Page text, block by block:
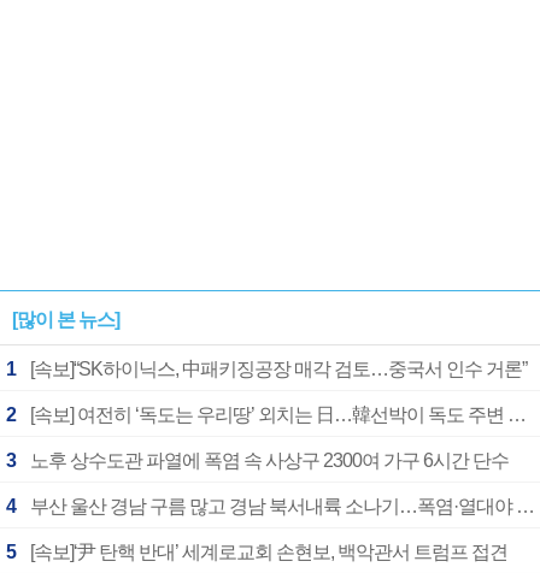
[많이 본 뉴스]
1 [속보]“SK하이닉스, 中패키징공장 매각 검토…중국서 인수 거론”
2 [속보] 여전히 ‘독도는 우리땅’ 외치는 日…韓선박이 독도 주변 해양조사 활동하자 반발
3 노후 상수도관 파열에 폭염 속 사상구 2300여 가구 6시간 단수
4 부산 울산 경남 구름 많고 경남 북서내륙 소나기…폭염·열대야 계속
5 [속보]‘尹 탄핵 반대’ 세계로교회 손현보, 백악관서 트럼프 접견